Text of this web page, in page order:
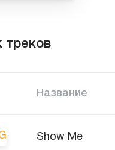
треков
Название
Show Me